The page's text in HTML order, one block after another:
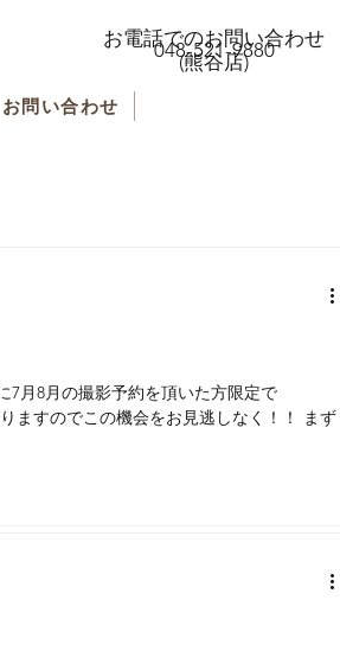
お問い合わせ
お電話でのお問い合わせ
048-521-9880
(熊谷店)
7月8月の撮影予約を頂いた方限定で
ますのでこの機会をお見逃しなく！！ まず